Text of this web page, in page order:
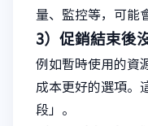
量、監控等，可能
3）促銷結束後
例如暫時使用的資
成本更好的選項。
段」。